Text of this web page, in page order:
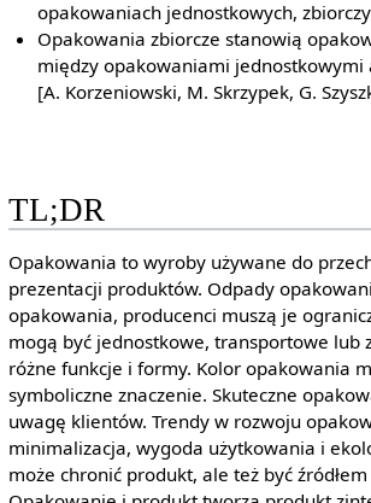
opakowaniach jednostkowych,
Opakowania zbiorcze stanowią
między opakowaniami
[A. Korzeniowski, M. Skrzypek, G.
TL;DR
Opakowania to wyroby używane do
prezentacji produktów. Odpady
opakowania, producenci muszą je
mogą być jednostkowe, transportowe lub
różne funkcje i formy. Kolor opakowania
symboliczne znaczenie. Skuteczne
uwagę klientów. Trendy w rozwoju
minimalizacja, wygoda użytkowania i
może chronić produkt, ale też być źródłem